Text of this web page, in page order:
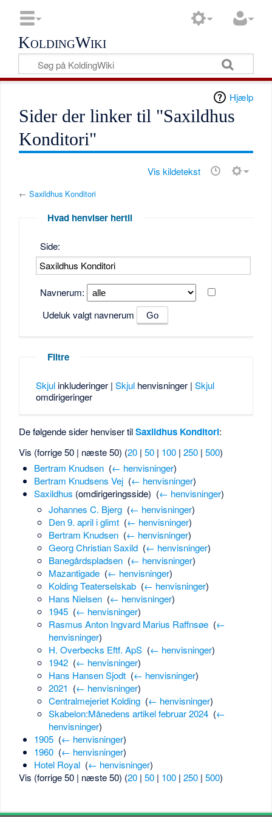
KoldingWiki
Hjælp
Sider der linker til "Saxildhus
Konditori"
Vis kildetekst
←Saxildhus Konditori
Hvad henviser hertil
Side:
Navnerum:
Udeluk valgt navnerum
Filtre
Skjulinkluderinger | Skjulhenvisninger | Skjul
omdirigeringer
De følgende sider henviser tilSaxildhus Konditori:
Vis (forrige 50 | næste 50) (20 |50 | 100 |250 |500)
Bertram Knudsen‎ (← henvisninger)
Bertram Knudsens Vej‎ (← henvisninger)
Saxildhus (omdirigeringsside) ‎ (← henvisninger)
Johannes C. Bjerg (← henvisninger)
Den 9. april i glimt (← henvisninger)
Bertram Knudsen (← henvisninger)
Georg Christian Saxild (← henvisninger)
Banegårdspladsen (← henvisninger)
Mazantigade (← henvisninger)
Kolding Teaterselskab (← henvisninger)
Hans Nielsen (← henvisninger)
1945 (← henvisninger)
Rasmus Anton Ingvard Marius Raffnsøe (←
henvisninger)
H. Overbecks Eftf. ApS (← henvisninger)
1942 (← henvisninger)
Hans Hansen Sjodt (← henvisninger)
2021 (← henvisninger)
Centralmejeriet Kolding (← henvisninger)
Skabelon:Månedens artikel februar 2024 (←
henvisninger)
1905‎ (← henvisninger)
1960‎ (← henvisninger)
Hotel Royal‎ (← henvisninger)
Vis (forrige 50 | næste 50) (20 |50 | 100 |250 |500)